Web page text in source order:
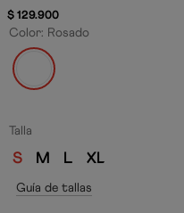
$129.900
Color: Rosado
Talla
S M L XL
Guía de tallas